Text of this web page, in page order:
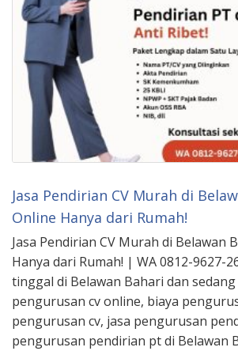
Jasa Pendirian CV Murah di
Online Hanya dari Rumah!
Jasa Pendirian CV Murah di Belawan
Hanya dari Rumah! | WA 0812-9627-
tinggal di Belawan Bahari dan
pengurusan cv online, biaya
pengurusan cv, jasa pengurusan
pengurusan pendirian pt di Belawan